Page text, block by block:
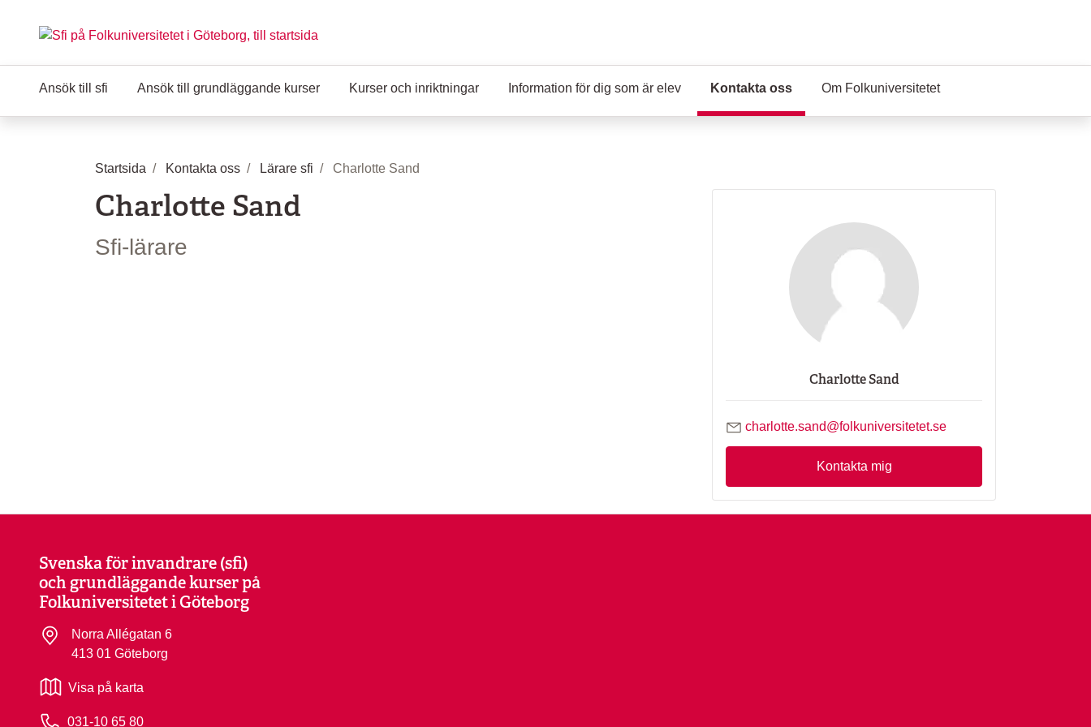
Ansök till sfi Ansök till grundläggande kurser Kurser och inriktningar Information för dig som är elev Kontakta oss (Aktuell sida)
Om Folkuniversitetet
Startsida Kontakta oss Lärare sfi Charlotte Sand
Charlotte Sand
Sfi-lärare
Charlotte Sand
Skicka mejl till Charlotte Sand
charlotte.sand@folkuniversitetet.se
Kontakta mig
Svenska för invandrare (sfi)
och grundläggande kurser på
Folkuniversitetet i Göteborg
Norra Allégatan 6
413 01 Göteborg
Visa på karta
031-10 65 80